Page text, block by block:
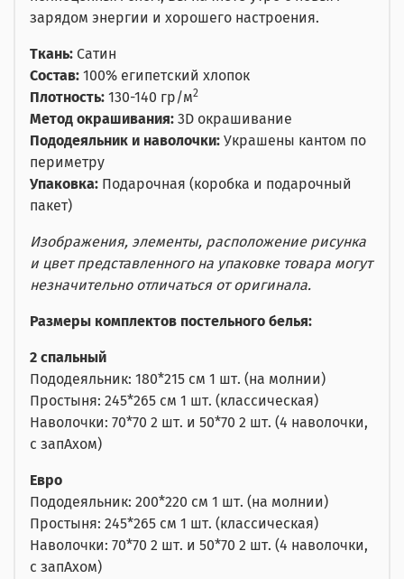
зарядом энергии и хорошего настроения.
Ткань: Сатин
Состав: 100% египетский хлопок
Плотность: 130-140 гр/м2
Метод окрашивания: 3D окрашивание
Пододеяльник и наволочки: Украшены кантом по
периметру
Упаковка: Подарочная (коробка и подарочный
пакет)
Изображения, элементы, расположение рисунка
и цвет представленного на упаковке товара могут
незначительно отличаться от оригинала.
Размеры комплектов постельного белья:
2 спальный
Пододеяльник: 180*215 см 1 шт. (на молнии)
Простыня: 245*265 см 1 шт. (классическая)
Наволочки: 70*70 2 шт. и 50*70 2 шт. (4 наволочки,
с запАхом)
Евро
Пододеяльник: 200*220 см 1 шт. (на молнии)
Простыня: 245*265 см 1 шт. (классическая)
Наволочки: 70*70 2 шт. и 50*70 2 шт. (4 наволочки,
с запАхом)